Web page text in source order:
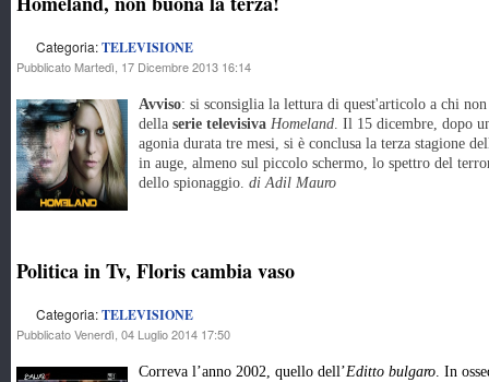
Categoria:TELEVISIONE
Pubblicato Martedì, 17 Dicembre 2013 16:14
Avviso: si sconsiglia la lettura di quest'articolo a chi
della serie televisiva Homeland. Il 15 dicembre, dopo
agonia durata tre mesi, si è conclusa la terza stagione
in auge, almeno sul piccolo schermo, lo spettro del
dello spionaggio. di Adil Mauro
Politica in Tv, Floris cambia vaso
Categoria:TELEVISIONE
Pubblicato Venerdì, 04 Luglio 2014 17:50
Correva l’anno 2002, quello dell’Editto bulgaro. In